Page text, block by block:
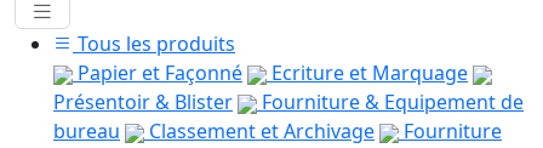
Tous les produits
Papier et Façonné
Ecriture et Marquage
Présentoir & Blister
Fourniture & Equipement de
bureau
Classement et Archivage
Fourniture